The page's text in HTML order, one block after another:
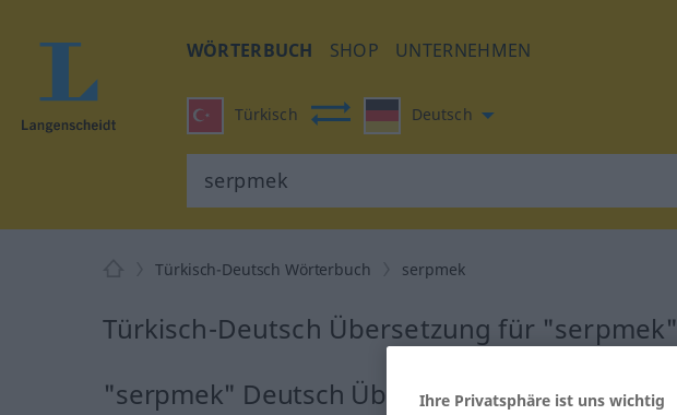
WÖRTERBUCH SHOP UNTERNEHMEN
Türkisch Deutsch
Türkisch-Deutsch Wörterbuch serpmek
Türkisch-Deutsch Übersetzung für "serpmek"
"serpmek" Deutsch ÜbersetzungIhre Privatsphäre ist uns wichtig